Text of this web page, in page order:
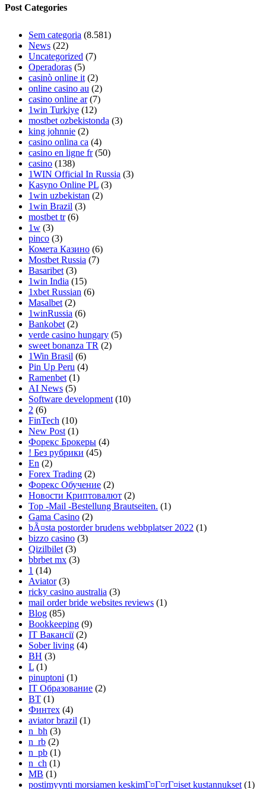
Post Categories
Sem categoria (8.581)
News (22)
Uncategorized (7)
Operadoras (5)
casinò online it (2)
online casino au (2)
casino online ar(7)
1win Turkiye (12)
mostbet ozbekistonda (3)
king johnnie (2)
casino onlina ca (4)
casino en ligne fr(50)
casino (138)
1WIN Official In Russia (3)
Kasyno Online PL (3)
1win uzbekistan (2)
1win Brazil (3)
mostbet tr(6)
1w (3)
pinco (3)
Комета Казино (6)
Mostbet Russia (7)
Basaribet (3)
1win India (15)
1xbet Russian (6)
Masalbet (2)
1winRussia (6)
Bankobet (2)
verde casino hungary (5)
sweet bonanza TR (2)
1Win Brasil (6)
Pin Up Peru (4)
Ramenbet (1)
AI News (5)
Software development (10)
2 (6)
FinTech (10)
New Post (1)
Форекс Брокеры (4)
! Без рубрики (45)
En (2)
Forex Trading (2)
Форекс Обучение (2)
Новости Криптовалют (2)
Top -Mail -Bestellung Brautseiten. (1)
Gama Casino (2)
bÃ¤sta postorder brudens webbplatser 2022 (1)
bizzo casino (3)
Qizilbilet (3)
bbrbet mx (3)
1 (14)
Aviator(3)
ricky casino australia (3)
mail order bride websites reviews (1)
Blog (85)
Bookkeeping (9)
IT Вакансії(2)
Sober living (4)
BH (3)
L (1)
pinuptoni (1)
IT Образование (2)
BT (1)
Финтех (4)
aviator brazil (1)
n_bh (3)
n_rb (2)
n_pb (1)
n_ch (1)
MB (1)
postimyynti morsiamen keskimГ¤Г¤rГ¤iset kustannukset (1)